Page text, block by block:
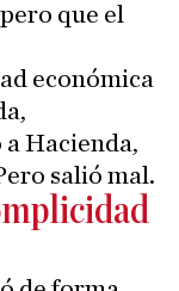
que el
económica
Hacienda,
salió mal.